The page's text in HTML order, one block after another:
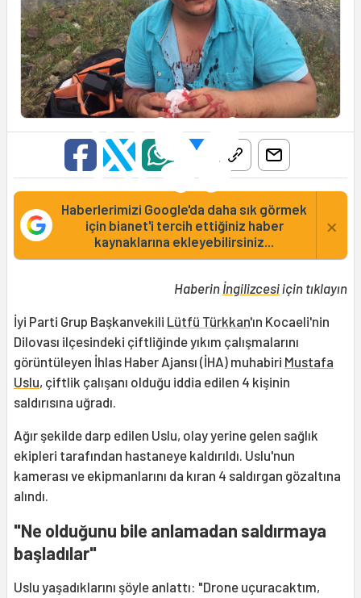
Haberlerimizi Google'da daha sık görmek
için bianet'i tercih ettiğiniz haber
kaynaklarına ekleyebilirsiniz...
×
Haberin İngilizcesiiçin tıklayın
İyi Parti Grup Başkanvekili Lütfü Türkkan'ın Kocaeli'nin
Dilovası ilçesindeki çiftliğinde yıkım çalışmalarını
görüntüleyen İhlas Haber Ajansı (İHA) muhabiri Mustafa
Uslu, çiftlik çalışanı olduğu iddia edilen 4 kişinin
saldırısına uğradı.
Ağır şekilde darp edilen Uslu, olay yerine gelen sağlık
ekipleri tarafından hastaneye kaldırıldı. Uslu'nun
kamerası ve ekipmanlarını da kıran 4 saldırgan gözaltına
alındı.
"Ne olduğunu bile anlamadan saldırmaya
başladılar"
Uslu yaşadıklarını şöyle anlattı: "Drone uçuracaktım,